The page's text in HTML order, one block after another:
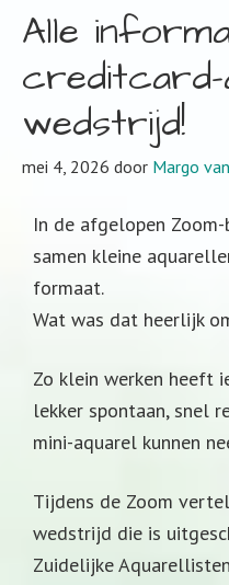
Alle
creditcard-
wedstrijd!
mei 4, 2026 door Margo
In de afgelopen
samen kleine
formaat.
Wat was dat heerlijk
Zo klein werken heeft
lekker spontaan, snel
mini-aquarel kunnen
Tijdens de Zoom
wedstrijd die is
Zuidelijke